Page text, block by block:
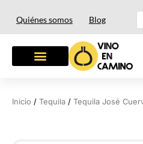
Quiénes somos Blog
Inicio / Tequila / Tequila José